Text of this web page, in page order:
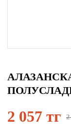
2 057 тг